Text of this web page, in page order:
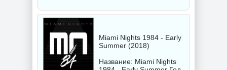
Miami Nights 1984 - Early
Summer (2018)
Название: Miami Nights